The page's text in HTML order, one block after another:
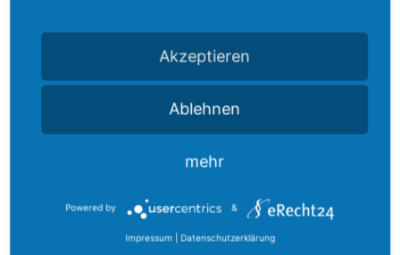
die mehr Auslastung und Belegung erstreben und
dazu mehr Marktchancen nutzen wollen – auch
TOP 250 Hotels gehören dazu. Im Interview
zum
Umsatzplus
Akzeptieren
Ablehnen
mehr
Powered by &
Impressum Datenschutzerklärung